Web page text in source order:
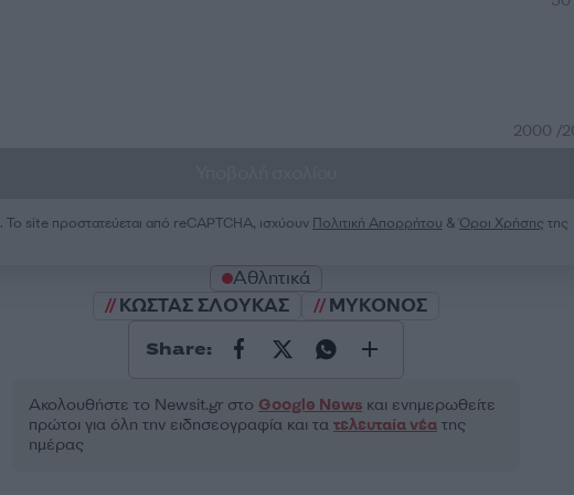
2000 /
. Το site προστατεύεται από reCAPTCHA, ισχύουν Πολιτική Απορρήτου &Όροι Χρήσης της
Αθλητικά
ΚΩΣΤΑΣ ΣΛΟΥΚΑΣ
ΜΥΚΟΝΟΣ
Share:
Ακολουθήστε το Νewsit.gr στο Google Newsκαι ενημερωθείτε
πρώτοι για όλη την ειδησεογραφία και τα τελευταία νέατης
ημέρας